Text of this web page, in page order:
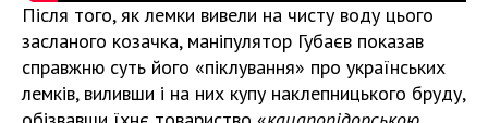
Після того, як лемки вивели на чисту воду цього
засланого козачка, маніпулятор Губаєв показав
справжню суть його «піклування» про українських
лемків, виливши і на них купу наклепницького бруду,